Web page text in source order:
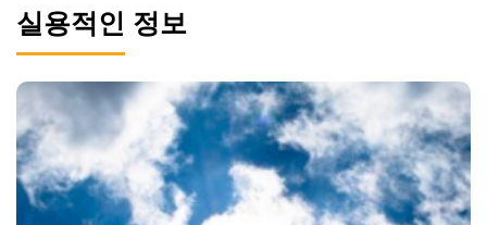
실용적인 정보